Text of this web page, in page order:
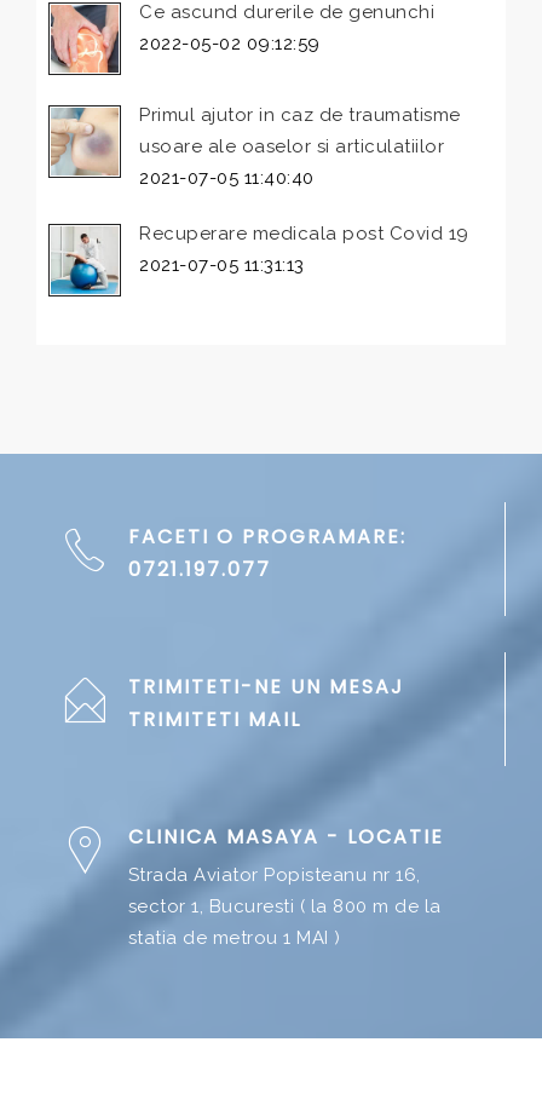
Ce ascund durerile de genunchi
2022-05-02 09:12:59
Primul ajutor in caz de traumatisme
usoare ale oaselor si articulatiilor
2021-07-05 11:40:40
Recuperare medicala post Covid 19
2021-07-05 11:31:13
FACETI O PROGRAMARE:
0721.197.077
TRIMITETI-NE UN MESAJ
TRIMITETI MAIL
CLINICA MASAYA - LOCATIE
Strada Aviator Popisteanu nr 16,
sector 1, Bucuresti ( la 800 m de la
statia de metrou 1 MAI )